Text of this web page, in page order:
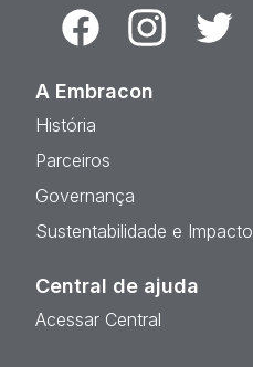
FacebookInstagramTwitter
A Embracon
História
Parceiros
Governança
Sustentabilidade e Impacto
Central de ajuda
Acessar Central